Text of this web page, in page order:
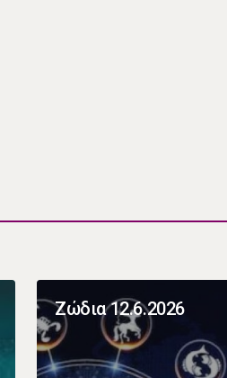
Ζώδια 12.6.2026